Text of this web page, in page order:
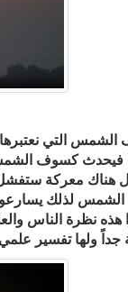
التي نعتبرها
كسوف الشمس
هناك معركة
الشمس لذلك
نظرة الناس
جداً ولها تفسير